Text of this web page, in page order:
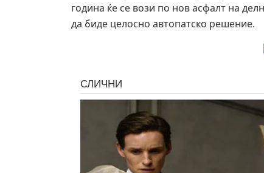
година ќе се вози по нов асфалт на
да биде целосно автопатско решение.